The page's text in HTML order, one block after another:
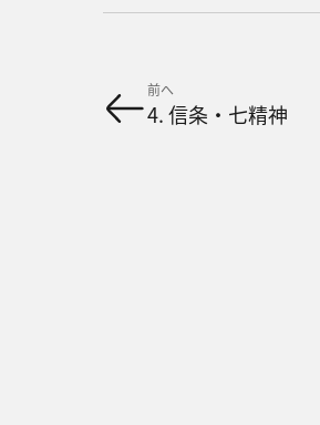
前へ
4. 信条・七精神